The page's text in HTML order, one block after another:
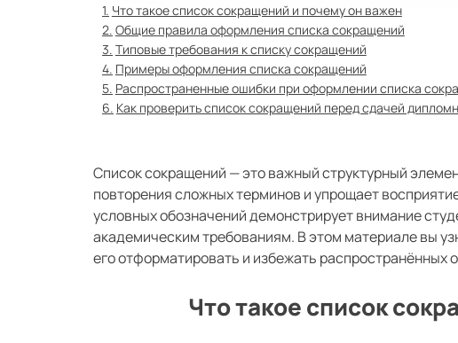
Что такое список сокращений и почему он важен
Общие правила оформления списка сокращений
Типовые требования к списку сокращений
Примеры оформления списка сокращений
Распространенные ошибки при оформлении списка
Как проверить список сокращений перед сдачей
Список сокращений — это важный структурный
повторения сложных терминов и упрощает
условных обозначений демонстрирует внимание
академическим требованиям. В этом материале вы
его отформатировать и избежать распространённых
Что такое список